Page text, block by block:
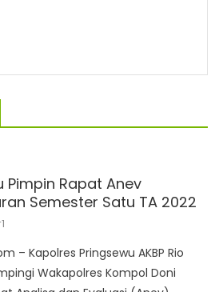
Pimpin Rapat Anev
Semester Satu TA 2022
– Kapolres Pringsewu AKBP Rio
Wakapolres Kompol Doni